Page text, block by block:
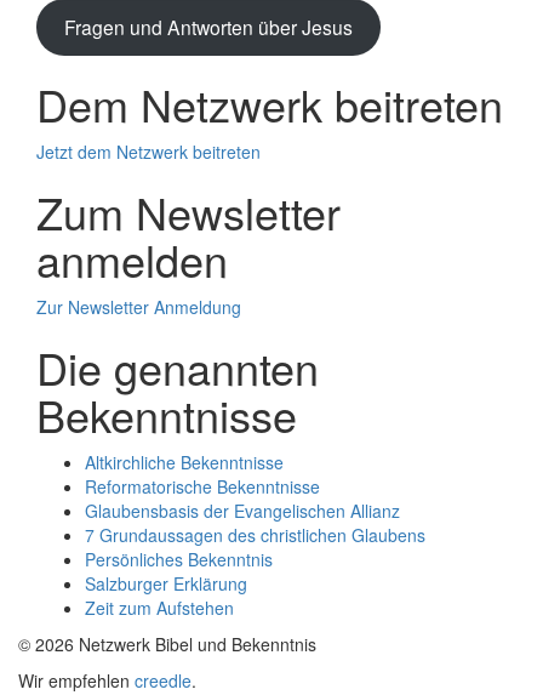
Fragen und Antworten über Jesus
Dem Netzwerk beitreten
Jetzt dem Netzwerk beitreten
Zum Newsletter
anmelden
Zur Newsletter Anmeldung
Die genannten
Bekenntnisse
Altkirchliche Bekenntnisse
Reformatorische Bekenntnisse
Glaubensbasis der Evangelischen Allianz
7 Grundaussagen des christlichen Glaubens
Persönliches Bekenntnis
Salzburger Erklärung
Zeit zum Aufstehen
© 2026 Netzwerk Bibel und Bekenntnis
Wir empfehlen creedle.